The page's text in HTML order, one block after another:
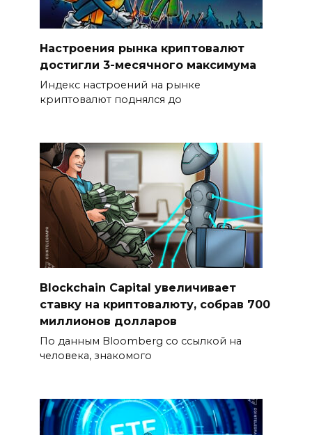
Настроения рынка криптовалют
достигли 3-месячного максимума
Индекс настроений на рынке
криптовалют поднялся до
Blockchain Capital увеличивает
ставку на криптовалюту, собрав 700
миллионов долларов
По данным Bloomberg со ссылкой на
человека, знакомого